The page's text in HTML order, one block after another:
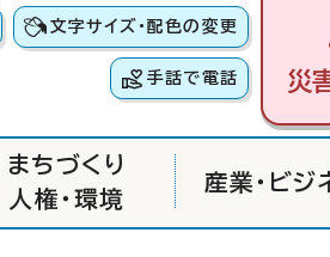
文字サイズ・配色の変更
手話で電話 災
まちづくり
人権・環境
産業・ビジ